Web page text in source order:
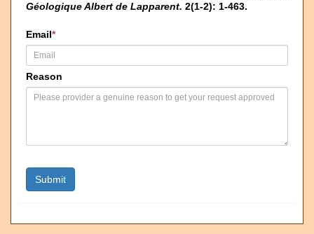
Géologique Albert de Lapparent. 2(1-2): 1-463.
Email*
Reason